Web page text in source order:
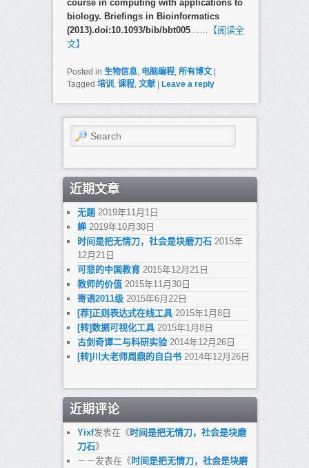
course in computing with applications to
biology. Briefings in Bioinformatics
(2013).doi:10.1093/bib/bbt005…… 【阅读全
文】
Posted in 生物信息, 电脑编程, 所有博文
Tagged 培训 , 课程, 文献 Leave a reply
Search
近期文章
无题 2019年11月1日
蝉 2019年10月30日
时间是把无情刀，社会是块磨刀石 2015年
12月21日
可悲的中国教育 2015年12月21日
教师的价值 2015年11月30日
寄语2011级 2015年6月22日
[荐]正则表达式在线工具 2015年1月8日
[转]数据可视化工具 2015年1月8日
古剑奇谭二与科研实验 2014年12月26日
[转]川大老师周鼎的自白书 2014年12月26日
近期评论
Yixf发表在《 时间是把无情刀，社会是块磨
刀石》
－－发表在《 时间是把无情刀，社会是块磨